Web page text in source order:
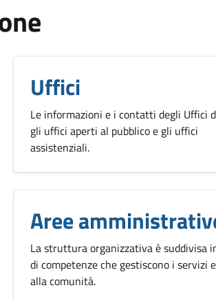
Uffici
Le informazioni e i contatti degli Uffici
gli uffici aperti al pubblico e gli uffici
assistenziali.
Aree
La struttura organizzativa è suddivisa
di competenze che gestiscono i servizi
alla comunità.